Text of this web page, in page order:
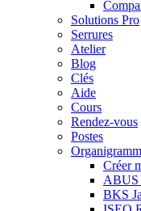
Solutions Pro
Serrures
Atelier
Blog
Clés
Aide
Cours
Rendez-vous
Postes
Créer
ABUS
BKS